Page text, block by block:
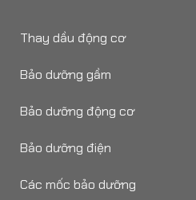
Thay dầu động cơ
Bảo dưỡng gầm
Bảo dưỡng động cơ
Bảo dưỡng điện
Các mốc bảo dưỡng